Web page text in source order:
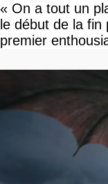
« On a tout un
le début de la fin
premier